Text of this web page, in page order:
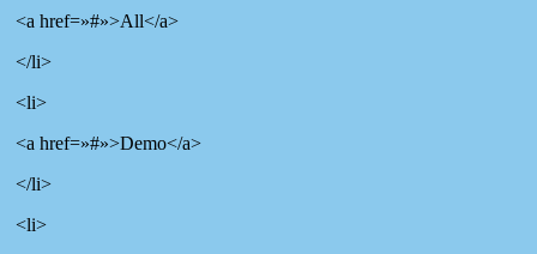
<a href=»#»>All</a>
</li>
<li>
<a href=»#»>Demo</a>
</li>
<li>